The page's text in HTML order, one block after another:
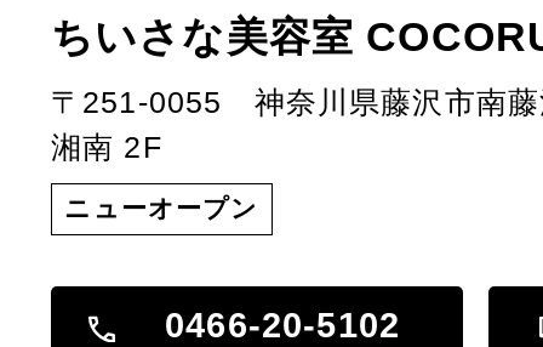
ちいさな美容室
〒251-0055 神奈川県藤沢市南
湘南 2F
ニューオープン
0466-20-5102